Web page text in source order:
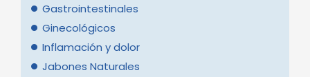
Gastrointestinales
Ginecológicos
Inflamación y dolor
Jabones Naturales